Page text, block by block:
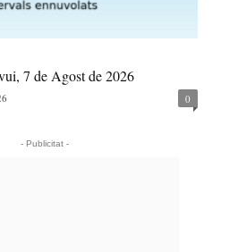
7 de Agost de 2026
0
- Publicitat -